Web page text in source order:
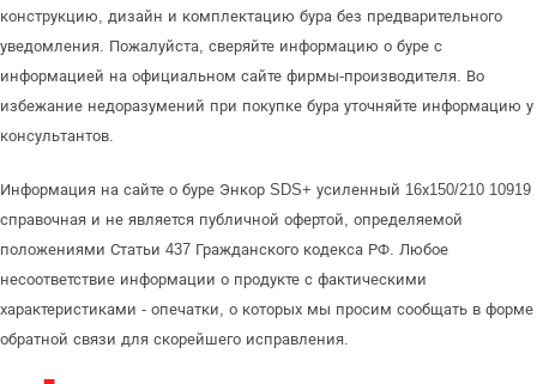
конструкцию, дизайн и комплектацию бура без предварительного
уведомления. Пожалуйста, сверяйте информацию о буре с
информацией на официальном сайте фирмы-производителя. Во
избежание недоразумений при покупке бура уточняйте информацию у
консультантов.
Информация на сайте о буре Энкор SDS+ усиленный 16х150/210 10919
справочная и не является публичной офертой, определяемой
положениями Статьи 437 Гражданского кодекса РФ. Любое
несоответствие информации о продукте с фактическими
характеристиками - опечатки, о которых мы просим сообщать в форме
обратной связи для скорейшего исправления.